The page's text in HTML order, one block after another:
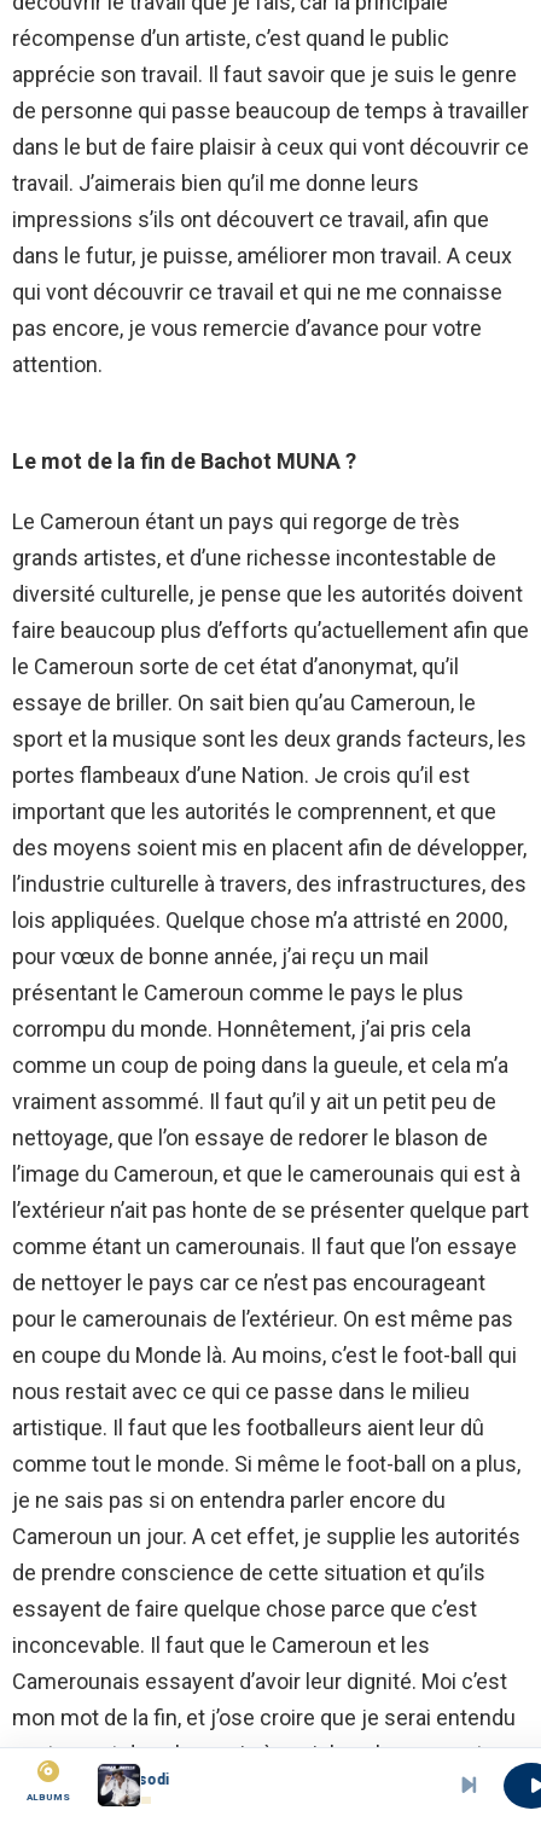
récompense d’un artiste, c’est quand le public
apprécie son travail. Il faut savoir que je suis le genre
de personne qui passe beaucoup de temps à travailler
dans le but de faire plaisir à ceux qui vont découvrir ce
travail. J’aimerais bien qu’il me donne leurs
impressions s’ils ont découvert ce travail, afin que
dans le futur, je puisse, améliorer mon travail. A ceux
qui vont découvrir ce travail et qui ne me connaisse
pas encore, je vous remercie d’avance pour votre
attention.
Le mot de la fin de Bachot MUNA ?
Le Cameroun étant un pays qui regorge de très
grands artistes, et d’une richesse incontestable de
diversité culturelle, je pense que les autorités doivent
faire beaucoup plus d’efforts qu’actuellement afin que
le Cameroun sorte de cet état d’anonymat, qu’il
essaye de briller. On sait bien qu’au Cameroun, le
sport et la musique sont les deux grands facteurs, les
portes flambeaux d’une Nation. Je crois qu’il est
important que les autorités le comprennent, et que
des moyens soient mis en placent afin de développer,
l’industrie culturelle à travers, des infrastructures, des
lois appliquées. Quelque chose m’a attristé en 2000,
pour vœux de bonne année, j’ai reçu un mail
présentant le Cameroun comme le pays le plus
corrompu du monde. Honnêtement, j’ai pris cela
comme un coup de poing dans la gueule, et cela m’a
vraiment assommé. Il faut qu’il y ait un petit peu de
nettoyage, que l’on essaye de redorer le blason de
l’image du Cameroun, et que le camerounais qui est à
l’extérieur n’ait pas honte de se présenter quelque part
comme étant un camerounais. Il faut que l’on essaye
de nettoyer le pays car ce n’est pas encourageant
pour le camerounais de l’extérieur. On est même pas
en coupe du Monde là. Au moins, c’est le foot-ball qui
nous restait avec ce qui ce passe dans le milieu
artistique. Il faut que les footballeurs aient leur dû
comme tout le monde. Si même le foot-ball on a plus,
je ne sais pas si on entendra parler encore du
Cameroun un jour. A cet effet, je supplie les autorités
de prendre conscience de cette situation et qu’ils
essayent de faire quelque chose parce que c’est
inconcevable. Il faut que le Cameroun et les
Camerounais essayent d’avoir leur dignité. Moi c’est
mon mot de la fin, et j’ose croire que je serai entendu
par tous, et dans les mois à venir les choses vont
changer.
ALBUMS
Josman Mbella - Esodisodi